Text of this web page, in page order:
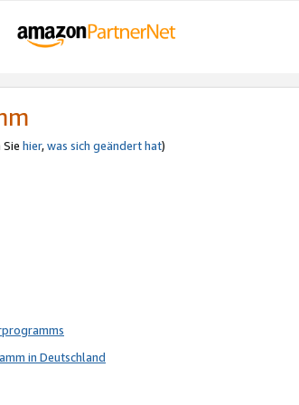
hier,was sich geändert hat)
in Deutschland